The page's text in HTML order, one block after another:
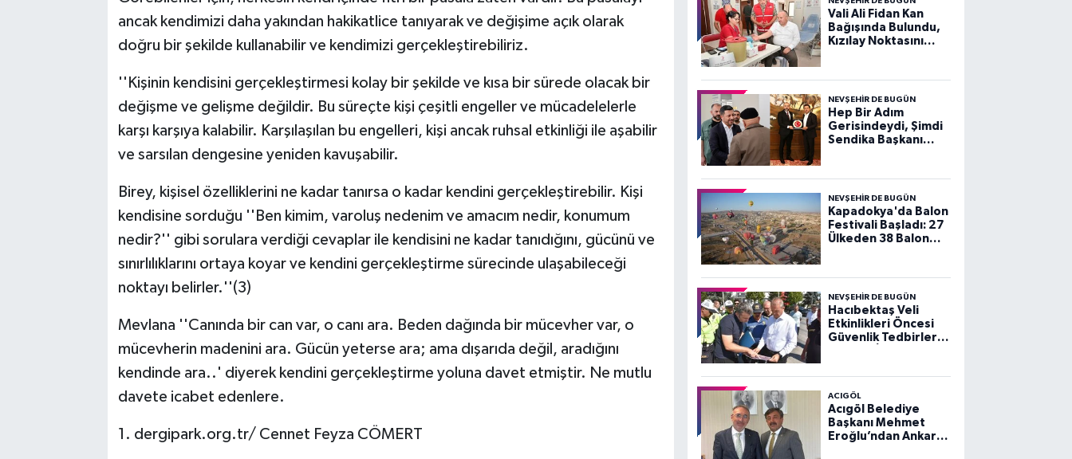
ancak kendimizi daha yakından hakikatlice tanıyarak ve değişime açık olarak
doğru bir şekilde kullanabilir ve kendimizi gerçekleştirebiliriz.
''Kişinin kendisini gerçekleştirmesi kolay bir şekilde ve kısa bir sürede olacak bir
değişme ve gelişme değildir. Bu süreçte kişi çeşitli engeller ve mücadelelerle
karşı karşıya kalabilir. Karşılaşılan bu engelleri, kişi ancak ruhsal etkinliği ile aşabilir
ve sarsılan dengesine yeniden kavuşabilir.
Birey, kişisel özelliklerini ne kadar tanırsa o kadar kendini gerçekleştirebilir. Kişi
kendisine sorduğu ''Ben kimim, varoluş nedenim ve amacım nedir, konumum
nedir?'' gibi sorulara verdiği cevaplar ile kendisini ne kadar tanıdığını, gücünü ve
sınırlılıklarını ortaya koyar ve kendini gerçekleştirme sürecinde ulaşabileceği
noktayı belirler.''(3)
Mevlana ''Canında bir can var, o canı ara. Beden dağında bir mücevher var, o
mücevherin madenini ara. Gücün yeterse ara; ama dışarıda değil, aradığını
kendinde ara..' diyerek kendini gerçekleştirme yoluna davet etmiştir. Ne mutlu
davete icabet edenlere.
1. dergipark.org.tr/ Cennet Feyza CÖMERT
Vali Ali Fidan Kan
Bağışında Bulundu,
Kızılay Noktasını
NEVŞEHIR DE BUGÜN
Hep Bir Adım
Gerisindeydi, Şimdi
Sendika Başkanı
NEVŞEHIR DE BUGÜN
Kapadokya'da Balon
Festivali Başladı: 27
Ülkeden 38 Balon
NEVŞEHIR DE BUGÜN
Hacıbektaş Veli
Etkinlikleri Öncesi
Güvenlik Tedbirleri
ACIGÖL
Acıgöl Belediye
Başkanı Mehmet
Eroğlu’ndan Ankara